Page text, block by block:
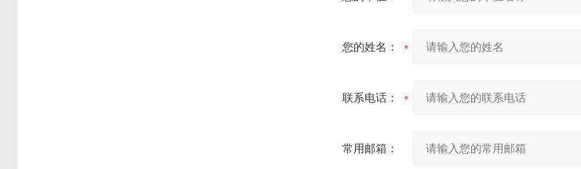
您的姓名：
联系电话：
常用邮箱：